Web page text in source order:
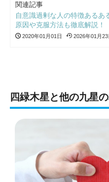
関連記事
自意識過剰な人の特徴あるあ
原因や克服方法も徹底解説！
2020年01月01日 2026年01月23
四緑木星と他の九星